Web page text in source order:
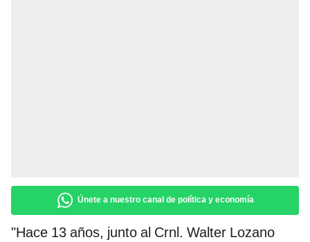
Únete a nuestro canal de política y economía
"Hace 13 años, junto al Crnl. Walter Lozano